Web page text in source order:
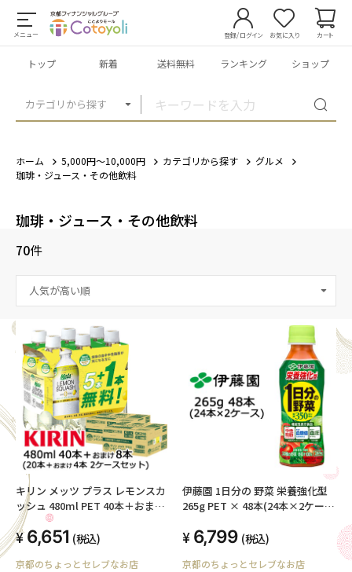
メニュー
カテゴリから探す
登録/ログイン お気に入り カート
トップ 新着 送料無料 ランキング ショップ
ホーム 5,000円～10,000円 カテゴリから探す
グルメ
珈琲・ジュース・その他飲料
珈琲・ジュース・その他飲料
70件
キリン メッツ プラス レモンスカ
ッシュ 480ml PET 40本＋おまけ
8本 計 48本 ( 24本×2ケース ) 機
能性表示食品 Mets LEMON
SQUASH 44305
6,651 (税込)
京都のちょっとセレブなお店
伊藤園 1日分の 野菜 栄養強化型
265g PET × 48本(24本×2ケー
6,799 (税込)
京都のちょっとセレブなお店